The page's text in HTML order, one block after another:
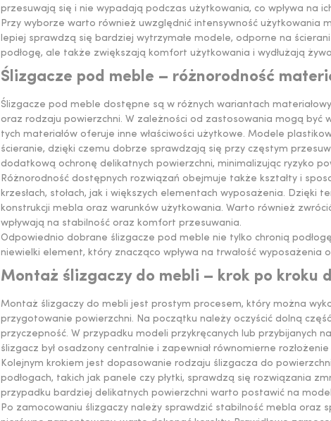
przesuwają się i nie wypadają podczas użytkowania, co wpływa na
Przy wyborze warto również uwzględnić intensywność użytkowania
lepiej sprawdzą się bardziej wytrzymałe modele, odporne na
podłogę, ale także zwiększają komfort użytkowania i wydłużają
Ślizgacze pod meble – różnorodność
Ślizgacze pod meble dostępne są w różnych wariantach
oraz rodzaju powierzchni. W zależności od zastosowania mogą być
tych materiałów oferuje inne właściwości użytkowe. Modele
ścieranie, dzięki czemu dobrze sprawdzają się przy częstym
dodatkową ochronę delikatnych powierzchni, minimalizując ryzyko
Różnorodność dostępnych rozwiązań obejmuje także kształty i
krzesłach, stołach, jak i większych elementach wyposażenia.
konstrukcji mebla oraz warunków użytkowania. Warto również
wpływają na stabilność oraz komfort przesuwania.
Odpowiednio dobrane ślizgacze pod meble nie tylko chronią
niewielki element, który znacząco wpływa na trwałość
Montaż ślizgaczy do mebli – krok po kroku
Montaż ślizgaczy do mebli jest prostym procesem, który można
przygotowanie powierzchni. Na początku należy oczyścić dolną
przyczepność. W przypadku modeli przykręcanych lub przybijanych
ślizgacz był osadzony centralnie i zapewniał równomierne rozłożenie
Kolejnym krokiem jest dopasowanie rodzaju ślizgacza do
podłogach, takich jak panele czy płytki, sprawdzą się rozwiązania
przypadku bardziej delikatnych powierzchni warto postawić na
Po zamocowaniu ślizgaczy należy sprawdzić stabilność mebla oraz